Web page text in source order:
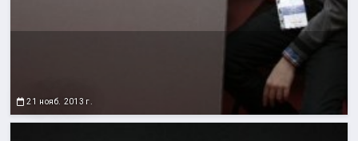
21 нояб. 2013 г.